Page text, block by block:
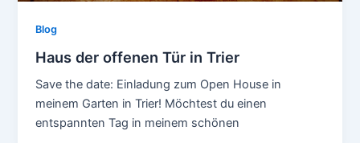
Blog
Haus der offenen Tür in Trier
Save the date: Einladung zum Open House in
meinem Garten in Trier! Möchtest du einen
entspannten Tag in meinem schönen